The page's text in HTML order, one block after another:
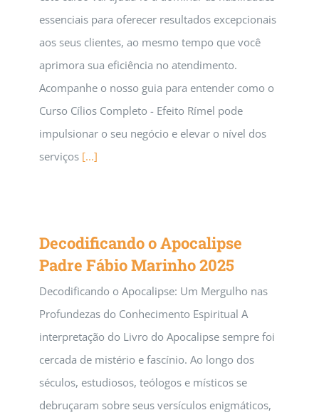
essenciais para oferecer resultados excepcionais
aos seus clientes, ao mesmo tempo que você
aprimora sua eficiência no atendimento.
Acompanhe o nosso guia para entender como o
Curso Cílios Completo - Efeito Rímel pode
impulsionar o seu negócio e elevar o nível dos
serviços [...]
Decodificando o Apocalipse
Padre Fábio Marinho 2025
Decodificando o Apocalipse: Um Mergulho nas
Profundezas do Conhecimento Espiritual A
interpretação do Livro do Apocalipse sempre foi
cercada de mistério e fascínio. Ao longo dos
séculos, estudiosos, teólogos e místicos se
debruçaram sobre seus versículos enigmáticos,